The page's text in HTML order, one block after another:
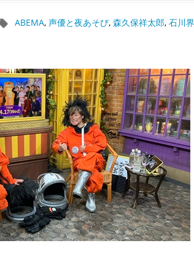
ABEMA, 声優と夜あそび, 森久保祥太郎, 石川